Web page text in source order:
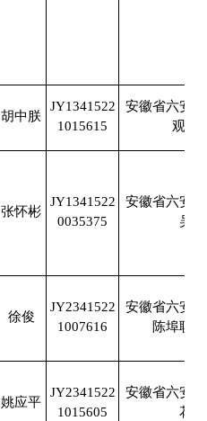
胡中朕
JY1341522
1015615
安徽省六安
观音
张怀彬
JY1341522
0035375
安徽省六安
吴
徐俊
JY2341522
1007616
安徽省六安
陈埠职
姚应平
JY2341522
1015605
安徽省六安
花